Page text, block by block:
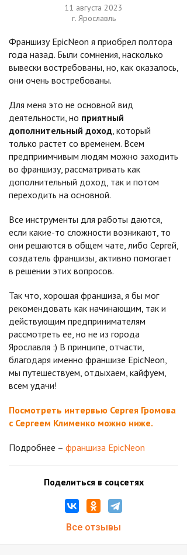
11 августа 2023
г. Ярославль
Франшизу EpicNeon я приобрел полтора
года назад. Были сомнения, насколько
вывески востребованы, но, как оказалось,
они очень востребованы.
Для меня это не основной вид
деятельности, но приятный
дополнительный доход, который
только растет со временем. Всем
предприимчивым людям можно заходить
во франшизу, рассматривать как
дополнительный доход, так и потом
переходить на основной.
Все инструменты для работы даются,
если какие-то сложности возникают, то
они решаются в общем чате, либо Сергей,
создатель франшизы, активно помогает
в решении этих вопросов.
Так что, хорошая франшиза, я бы мог
рекомендовать как начинающим, так и
действующим предпринимателям
рассмотреть ее, но не из города
Ярославля :) В принципе, отчасти,
благодаря именно франшизе EpicNeon,
мы путешествуем, отдыхаем, кайфуем,
всем удачи!
Посмотреть интервью Сергея Громова
с Сергеем Клименко можно ниже.
Подробнее – франшиза EpicNeon
Поделиться в соцсетях
Все отзывы